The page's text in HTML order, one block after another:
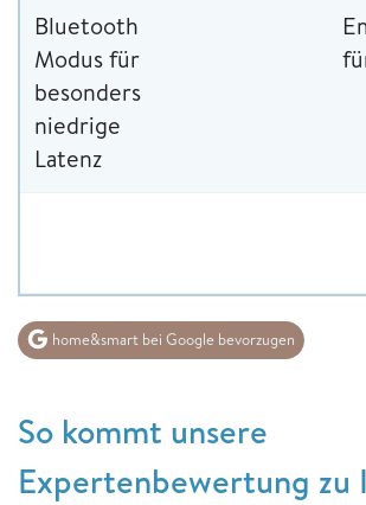
Bluetooth
Modus für
besonders
niedrige
Latenz
home&smart bei Google bevorzugen
So kommt unsere
Expertenbewertung zu